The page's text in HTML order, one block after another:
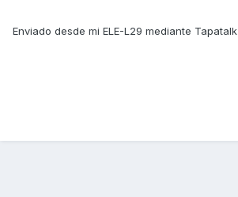
Enviado desde mi ELE-L29 mediante Tapatalk